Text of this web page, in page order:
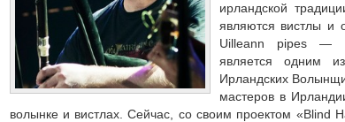
ирландской
являются вистлы и
Uilleann pipes —
является одним
Ирландских
мастеров в
волынке и вистлах. Сейчас, со своим проектом «Blind